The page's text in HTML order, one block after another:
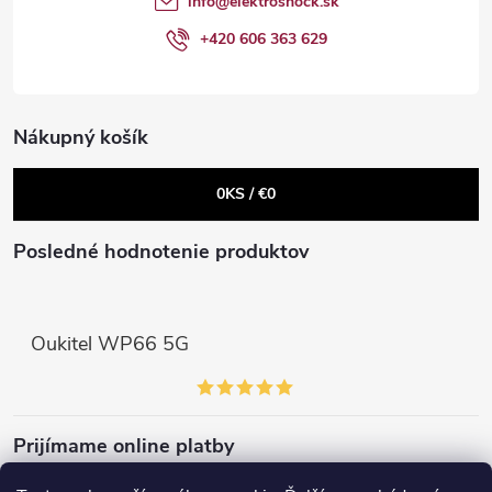
v
k
y
v
p
s
u
+420 606 363 629
Nákupný košík
0KS /€0
Posledné hodnotenie produktov
Oukitel WP66 5G
Prijímame online platby